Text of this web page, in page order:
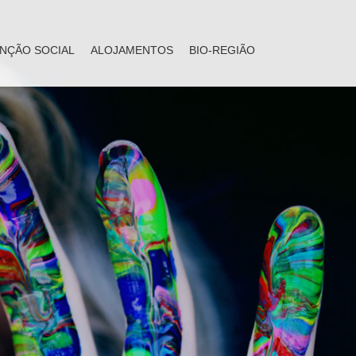
SOCIAL ALOJAMENTOS BIO-REGIÃO